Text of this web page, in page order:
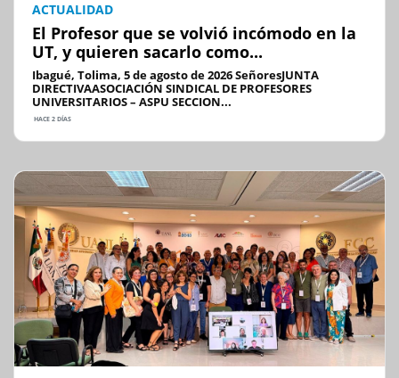
ACTUALIDAD
El Profesor que se volvió incómodo en la
UT, y quieren sacarlo como...
Ibagué, Tolima, 5 de agosto de 2026 SeñoresJUNTA
DIRECTIVAASOCIACIÓN SINDICAL DE PROFESORES
UNIVERSITARIOS – ASPU SECCION...
HACE 2 DÍAS